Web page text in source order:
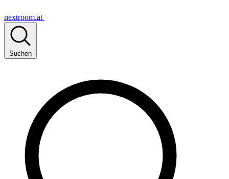
nextroom.at
Suchen